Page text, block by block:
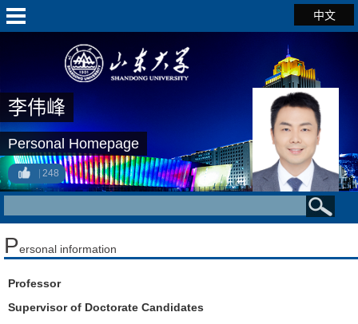
中文
李伟峰
Personal Homepage
248
Personal information
Professor
Supervisor of Doctorate Candidates